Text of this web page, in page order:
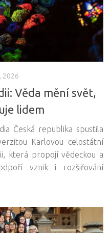
2026
Věda mění svět,
lidem
Česká republika spustila
Karlovou celostátní
která propojí vědeckou a
vznik i rozšiřování